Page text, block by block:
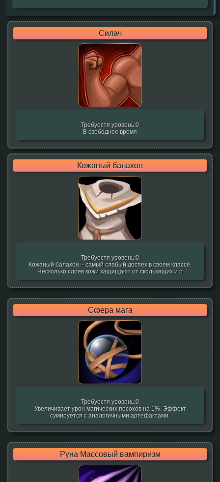
Силач
Требуестя уровень:0
В свободное время
Кожаный балахон
Требуестя уровень:0
Кожаный балахон – самый слабый доспех в своем классе.
Несколько слоев кожи защищают от скользящих и р
Сфера мага
Требуестя уровень:0
Увеличивает урон магических посохов на 1%. Эффект
сумируется с аналогичными артефактами.
Руна Массовый вампиризм